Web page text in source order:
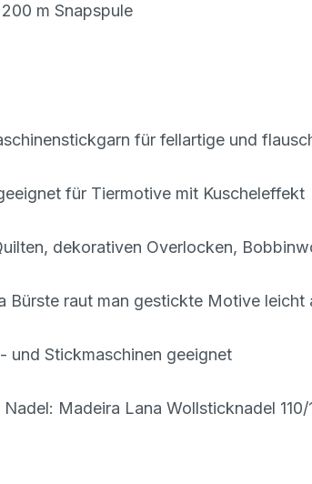
200 m Snapspule
für fellartige und
für Tiermotive mit Kuscheleffekt
dekorativen Overlocken,
Bürste raut man gestickte Motive leicht
und Stickmaschinen geeignet
Nadel: Madeira Lana Wollsticknadel 110/